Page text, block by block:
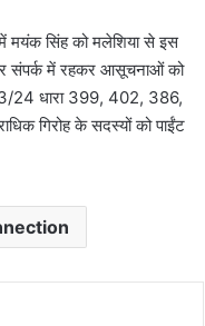
मयंक सिंह को मलेशिया से इस
संपर्क में रहकर आसूचनाओं को
24 धारा 399, 402, 386,
गिरोह के सदस्यों को पाईंट